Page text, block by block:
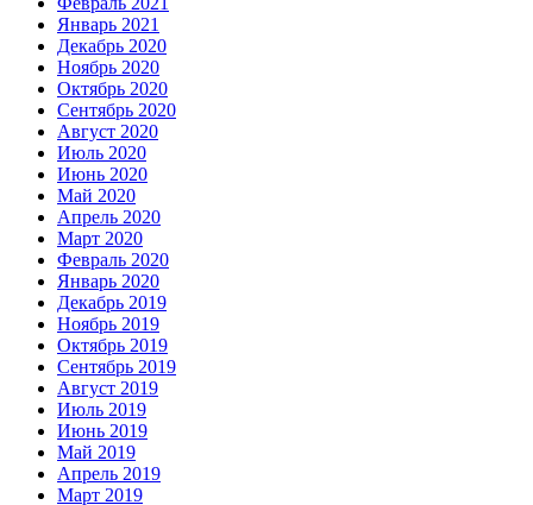
Январь 2021
Декабрь 2020
Ноябрь 2020
Октябрь 2020
Сентябрь 2020
Август 2020
Июль 2020
Июнь 2020
Май 2020
Апрель 2020
Март 2020
Февраль 2020
Январь 2020
Декабрь 2019
Ноябрь 2019
Октябрь 2019
Сентябрь 2019
Август 2019
Июль 2019
Июнь 2019
Май 2019
Апрель 2019
Март 2019